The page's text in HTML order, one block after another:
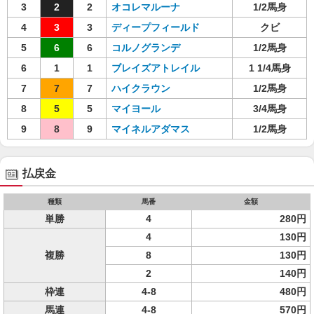
3 2 2 オコレマルーナ
1/2馬身
4
3 3 ディープフィールド
クビ
5
6 6 コルノグランデ
1/2馬身
6
1 1 ブレイズアトレイル
1 1/4馬身
7
7 7 ハイクラウン
1/2馬身
8
5 5 マイヨール
3/4馬身
9
8 9 マイネルアダマス 1/2馬身
払戻金
種類 馬番 金額
単勝 4 280円
複勝
4
130円
8
130円
2
140円
枠連
4-8
480円
馬連
4-8 570円